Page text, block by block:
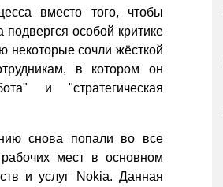
вместо того, чтобы
особой критике
некоторые сочли жёсткой
в котором он
и "стратегическая
снова попали во все
мест в основном
и услуг Nokia. Данная